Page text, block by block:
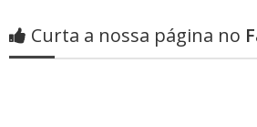
Curta a nossa página no